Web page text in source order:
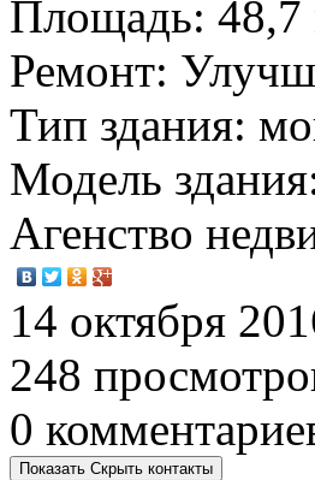
Площадь:
Ремонт:
Тип здания:
Модель здания
Агенство
14 октября
248
0
Показать Скрыть контакты